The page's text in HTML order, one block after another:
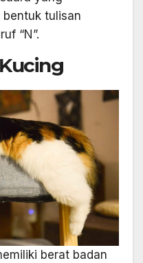
tulisan
“N”.
berat badan